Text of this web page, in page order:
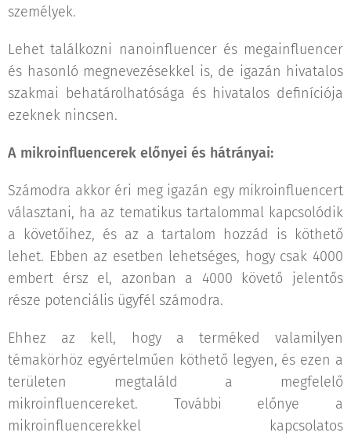
személyek.
Lehet találkozni nanoinfluencer és megainfluencer
és hasonló megnevezésekkel is, de igazán hivatalos
szakmai behatárolhatósága és hivatalos definíciója
ezeknek nincsen.
A mikroinfluencerek előnyei és hátrányai:
Számodra akkor éri meg igazán egy mikroinfluencert
választani, ha az tematikus tartalommal kapcsolódik
a követőihez, és az a tartalom hozzád is köthető
lehet. Ebben az esetben lehetséges, hogy csak 4000
embert érsz el, azonban a 4000 követő jelentős
része potenciális ügyfél számodra.
Ehhez az kell, hogy a terméked valamilyen
témakörhöz egyértelműen köthető legyen, és ezen a
területen megtaláld a megfelelő
mikroinfluencereket. További előnye a
mikroinfluencerekkel kapcsolatos